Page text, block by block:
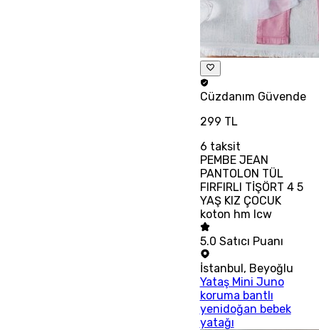
Cüzdanım Güvende
299 TL
6 taksit
PEMBE JEAN
PANTOLON TÜL
FIRFIRLI TİŞÖRT 4 5
YAŞ KIZ ÇOCUK
koton hm lcw
5.0 Satıcı Puanı
İstanbul, Beyoğlu
Yataş Mini Juno
koruma bantlı
yenidoğan bebek
yatağı